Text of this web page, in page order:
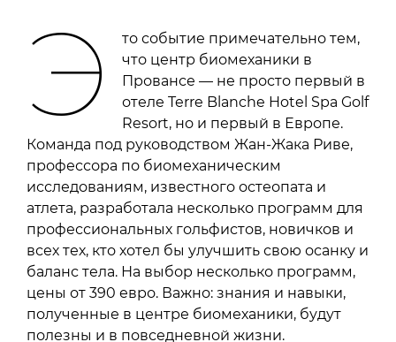
Э
то событие примечательно тем,
что центр биомеханики в
Провансе — не просто первый в
отеле Terre Blanche Hotel Spa Golf
Resort, но и первый в Европе.
Команда под руководством Жан-Жака Риве,
профессора по биомеханическим
исследованиям, известного остеопата и
атлета, разработала несколько программ для
профессиональных гольфистов, новичков и
всех тех, кто хотел бы улучшить свою осанку и
баланс тела. На выбор несколько программ,
цены от 390 евро. Важно: знания и навыки,
полученные в центре биомеханики, будут
полезны и в повседневной жизни.